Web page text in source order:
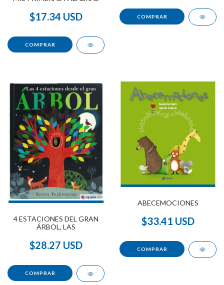
$17.34 USD
4 ESTACIONES DEL GRAN
ÁRBOL, LAS
$28.27 USD
ABECEMOCIONES
$33.41 USD